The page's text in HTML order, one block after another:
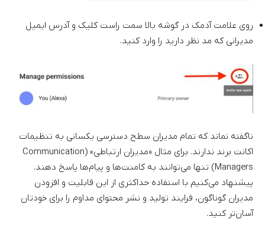
روی علامت آدمک در گوشه بالا سمت راست کلیک و آدرس ایمیل
مدیرانی که مد نظر دارید را وارد کنید.
ناگفته نماند که تمام مدیران سطح دسترسی یکسانی به تنظیمات
اکانت برند ندارند. برای مثال «مدیران ارتباطی» (Communication
Managers) تنها می‌توانند به کامنت‌ها و پیام‌ها پاسخ دهند.
پیشنهاد می‌کنیم با استفاده حداکثری از این قابلیت و افزودن
مدیران گوناگون، فرایند تولید و نشر محتوای مداوم را برای خودتان
آسان‌تر کنید.